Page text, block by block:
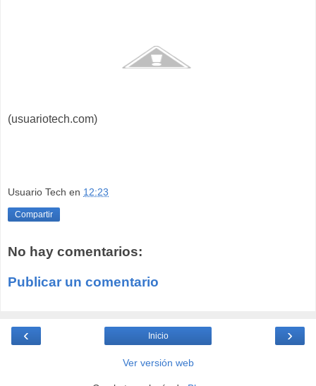
(usuariotech.com)
Usuario Tech en 12:23
Compartir
No hay comentarios:
Publicar un comentario
‹ ›
Inicio
Ver versión web